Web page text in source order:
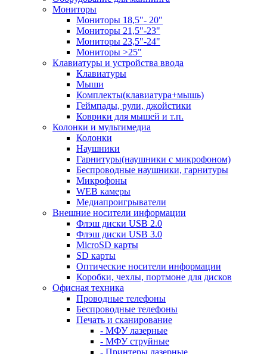
Мониторы
Мониторы 18,5"- 20"
Мониторы 21,5"-23"
Мониторы 23,5"-24"
Мониторы >25"
Клавиатуры и устройства ввода
Клавиатуры
Мыши
Комплекты(клавиатура+мышь)
Геймпады, рули, джойстики
Коврики для мышей и т.п.
Колонки и мультимедиа
Колонки
Наушники
Гарнитуры(наушники с микрофоном)
Беспроводные наушники, гарнитуры
Микрофоны
WEB камеры
Медиапроигрыватели
Внешние носители информации
Флэш диски USB 2.0
Флэш диски USB 3.0
MicroSD карты
SD карты
Оптические носители информации
Коробки, чехлы, портмоне для дисков
Офисная техника
Проводные телефоны
Беспроводные телефоны
Печать и сканирование
- МФУ лазерные
- МФУ струйные
- Принтеры лазерные